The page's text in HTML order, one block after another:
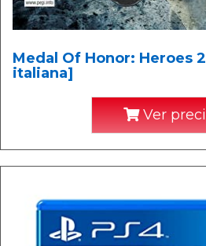
Medal Of Honor: Heroes
italiana]
Ver